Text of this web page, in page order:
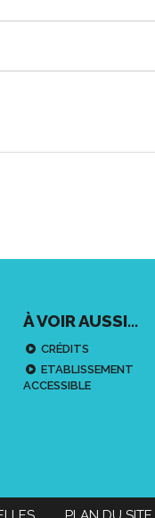
À VOIR AUSSI...
CRÉDITS
ETABLISSEMENT
ACCESSIBLE